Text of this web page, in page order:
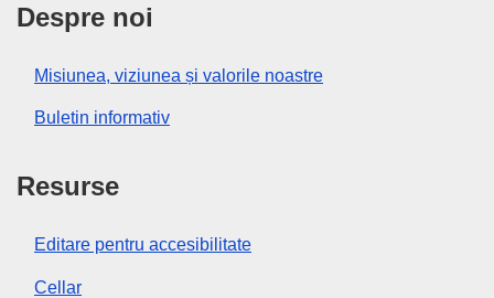
Despre noi
Misiunea, viziunea și valorile noastre
Buletin informativ
Resurse
Editare pentru accesibilitate
Cellar